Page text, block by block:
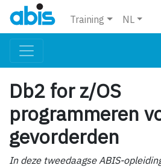
Training NL
Db2 for z/OS
programmeren
gevorderden
In deze tweedaagse ABIS-